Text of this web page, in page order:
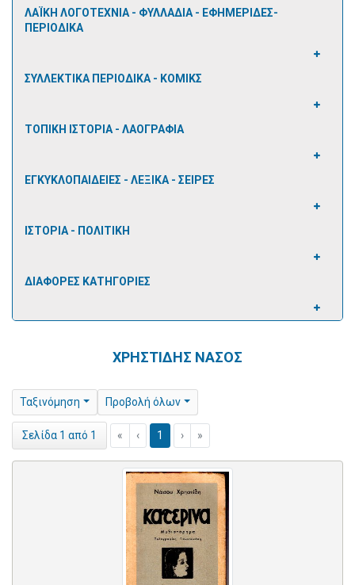
ΛΑΪΚΗ ΛΟΓΟΤΕΧΝΙΑ - ΦΥΛΛΑΔΙΑ - ΕΦΗΜΕΡΙΔΕΣ-
ΠΕΡΙΟΔΙΚΑ
ΣΥΛΛΕΚΤΙΚΑ ΠΕΡΙΟΔΙΚΑ - ΚΟΜΙΚΣ
ΤΟΠΙΚΗ ΙΣΤΟΡΙΑ - ΛΑΟΓΡΑΦΙΑ
ΕΓΚΥΚΛΟΠΑΙΔΕΙΕΣ - ΛΕΞΙΚΑ - ΣΕΙΡΕΣ
ΙΣΤΟΡΙΑ - ΠΟΛΙΤΙΚΗ
ΔΙΑΦΟΡΕΣ ΚΑΤΗΓΟΡΙΕΣ
ΧΡΗΣΤΙΔΗΣ ΝΑΣΟΣ
Ταξινόμηση Προβολή όλων
Σελίδα 1 από 1 « ‹ 1 › »